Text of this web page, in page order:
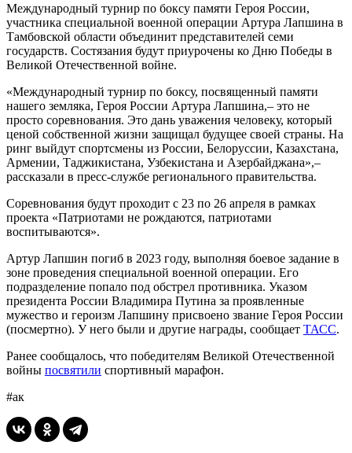
Международный турнир по боксу памяти Героя России,
участника специальной военной операции Артура Лапшина в
Тамбовской области объединит представителей семи
государств. Состязания будут приурочены ко Дню Победы в
Великой Отечественной войне.
«Международный турнир по боксу, посвященный памяти
нашего земляка, Героя России Артура Лапшина,– это не
просто соревнования. Это дань уважения человеку, который
ценой собственной жизни защищал будущее своей страны. На
ринг выйдут спортсмены из России, Белоруссии, Казахстана,
Армении, Таджикистана, Узбекистана и Азербайджана»,–
рассказали в пресс-службе регионального правительства.
Соревнования будут проходит с 23 по 26 апреля в рамках
проекта «Патриотами не рождаются, патриотами
воспитываются».
Артур Лапшин погиб в 2023 году, выполняя боевое задание в
зоне проведения специальной военной операции. Его
подразделение попало под обстрел противника. Указом
президента России Владимира Путина за проявленные
мужество и героизм Лапшину присвоено звание Героя России
(посмертно). У него были и другие награды, сообщает ТАСС.
Ранее сообщалось, что победителям Великой Отечественной
войны посвятили спортивный марафон.
#ак